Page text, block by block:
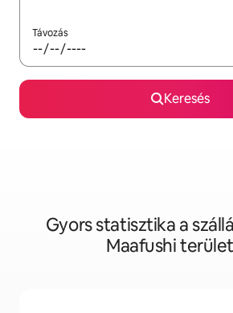
Távozás
Keresés
Gyors statisztika a
Maafushi